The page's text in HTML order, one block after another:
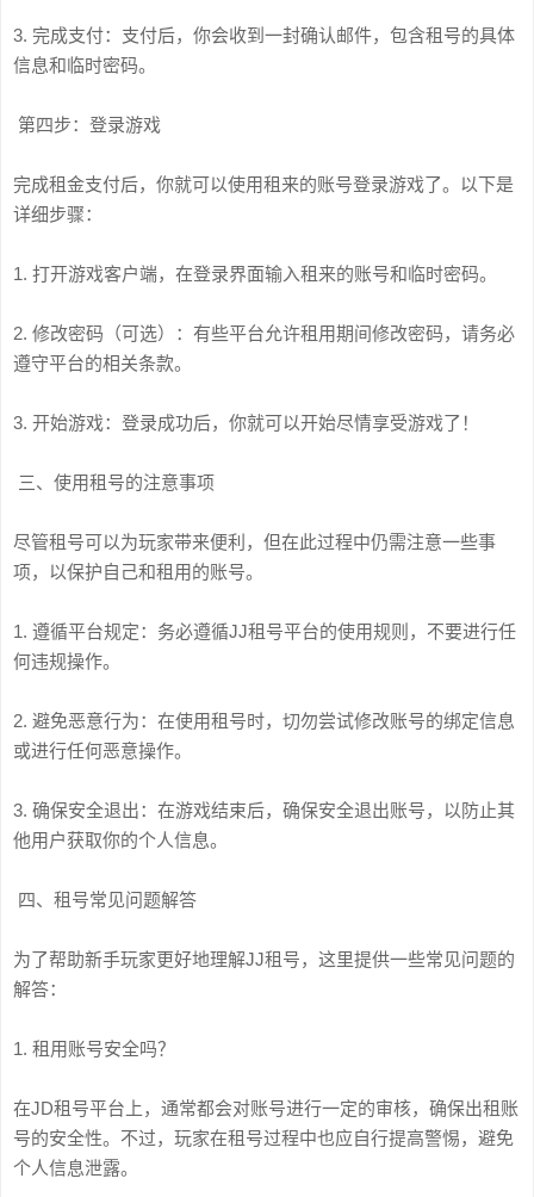
3. 完成支付：支付后，你会收到一封确认邮件，包含租号的具体
信息和临时密码。
第四步：登录游戏
完成租金支付后，你就可以使用租来的账号登录游戏了。以下是
详细步骤：
1. 打开游戏客户端，在登录界面输入租来的账号和临时密码。
2. 修改密码（可选）：有些平台允许租用期间修改密码，请务必
遵守平台的相关条款。
3. 开始游戏：登录成功后，你就可以开始尽情享受游戏了！
三、使用租号的注意事项
尽管租号可以为玩家带来便利，但在此过程中仍需注意一些事
项，以保护自己和租用的账号。
1. 遵循平台规定：务必遵循JJ租号平台的使用规则，不要进行任
何违规操作。
2. 避免恶意行为：在使用租号时，切勿尝试修改账号的绑定信息
或进行任何恶意操作。
3. 确保安全退出：在游戏结束后，确保安全退出账号，以防止其
他用户获取你的个人信息。
四、租号常见问题解答
为了帮助新手玩家更好地理解JJ租号，这里提供一些常见问题的
解答：
1. 租用账号安全吗？
在JD租号平台上，通常都会对账号进行一定的审核，确保出租账
号的安全性。不过，玩家在租号过程中也应自行提高警惕，避免
个人信息泄露。